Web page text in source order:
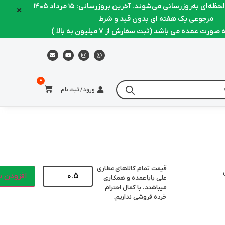
×
به‌روزرسانی می‌شوند. آخرین بروزرسانی: ۱۵ مرداد ۱۴۰۵
مرجوعی یک هفته ای بدون قید و شرط
عمده می باشد (ثبت سفارش از 7 میلیون به بالا )
ورود / ثبت نام
قیمت تمام کالاهایعطاری
علی باباعمده و همکاری
میباشند. با کمال احترام
خرده فروشی نداریم.
افزودن